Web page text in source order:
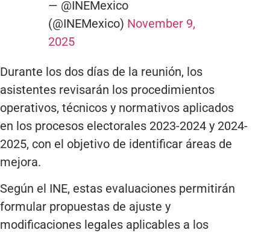
— @INEMexico
(@INEMexico) November 9,
2025
Durante los dos días de la reunión, los
asistentes revisarán los procedimientos
operativos, técnicos y normativos aplicados
en los procesos electorales 2023-2024 y 2024-
2025, con el objetivo de identificar áreas de
mejora.
Según el INE, estas evaluaciones permitirán
formular propuestas de ajuste y
modificaciones legales aplicables a los